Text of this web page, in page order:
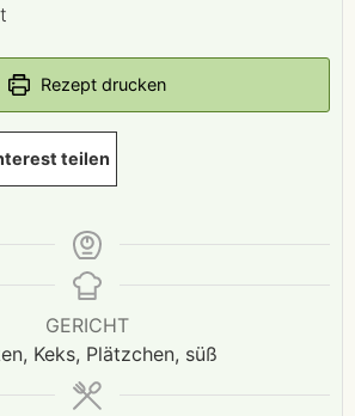
Rezept drucken
teilen
GERICHT
Keks, Plätzchen, süß